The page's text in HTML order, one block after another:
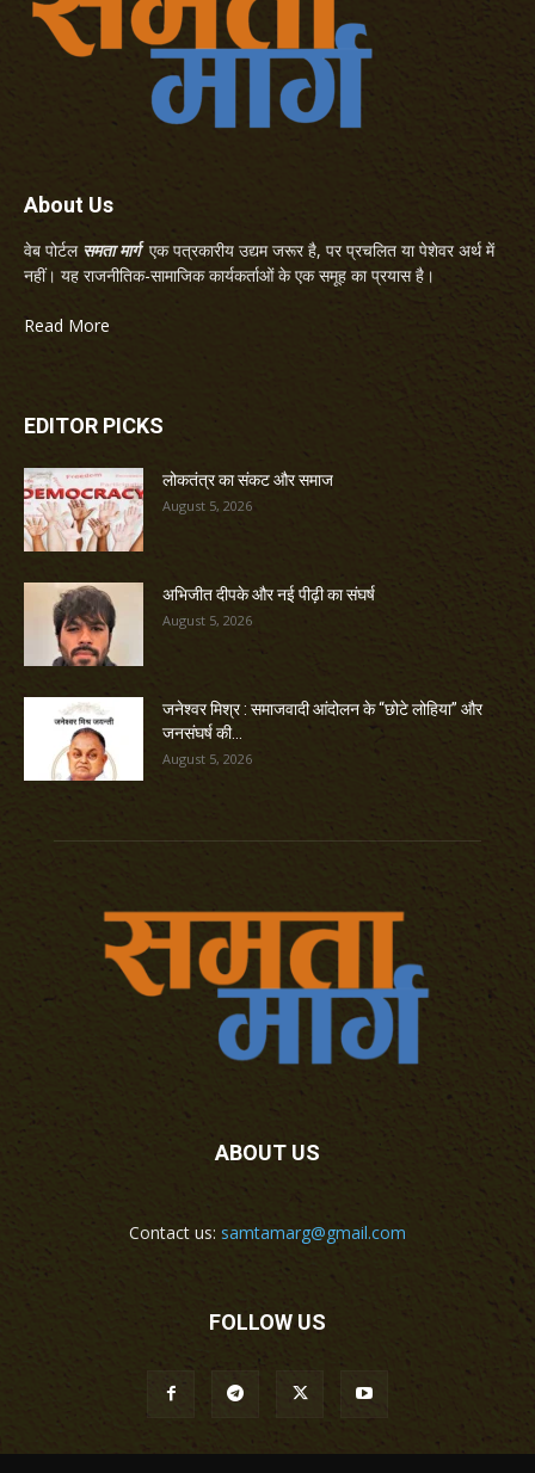
About Us
वेब पोर्टल समता मार्गएक पत्रकारीय उद्यम जरूर है, पर प्रचलित या पेशेवर अर्थ में
नहीं। यह राजनीतिक-सामाजिक कार्यकर्ताओं के एक समूह का प्रयास है।
Read More
EDITOR PICKS
लोकतंत्र का संकट और समाज
August 5, 2026
अभिजीत दीपके और नई पीढ़ी का संघर्ष
August 5, 2026
जनेश्वर मिश्र : समाजवादी आंदोलन के “छोटे लोहिया” और
जनसंघर्ष की...
August 5, 2026
ABOUT US
Contact us: samtamarg@gmail.com
FOLLOW US